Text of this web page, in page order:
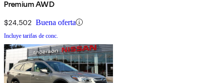
Premium AWD
$24,502 Buena oferta
Incluye tarifas de conc.